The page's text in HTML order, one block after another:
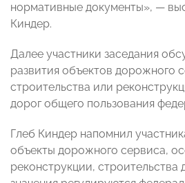
нормативные документы», —
Киндер.
Далее участники заседания
развития объектов дорожного
строительства или
дорог общего пользования
Глеб Киндер напомнил
объекты дорожного сервиса,
реконструкции, строительства